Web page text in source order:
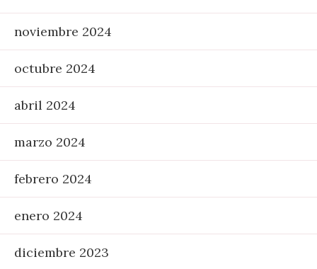
noviembre 2024
octubre 2024
abril 2024
marzo 2024
febrero 2024
enero 2024
diciembre 2023